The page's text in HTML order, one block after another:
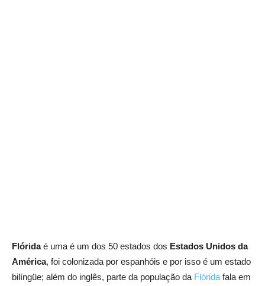
Flóridaé uma é um dos 50 estados dos Estados Unidos da
América, foi colonizada por espanhóis e por isso é um estado
bilíngüe; além do inglês, parte da população da Flórida fala em